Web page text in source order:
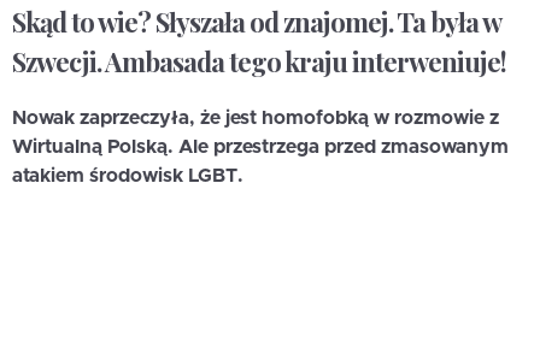
Skąd to wie? Słyszała od znajomej. Ta była w
Szwecji. Ambasada tego kraju interweniuje!
Nowak zaprzeczyła, że jest homofobką w rozmowie z
Wirtualną Polską. Ale przestrzega przed zmasowanym
atakiem środowisk LGBT.